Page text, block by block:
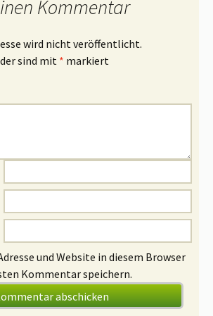
Kommentar
wird nicht veröffentlicht.
sind mit * markiert
und Website in diesem Browser
Kommentar speichern.